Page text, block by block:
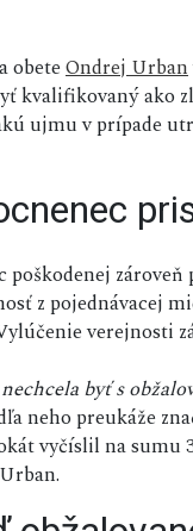
obeteOndrej Urban
kvalifikovaný ako
ujmu v prípade
poškodenej
z pojednávacej
verejnosti
byť s
neho preukáže
vyčíslil na sumu